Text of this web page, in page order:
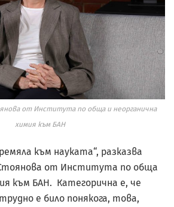
от Института по обща и неорганична
химия към БАН
към науката“, разказва
от Института по обща
към БАН. Категорична е, че
е било понякога, това,